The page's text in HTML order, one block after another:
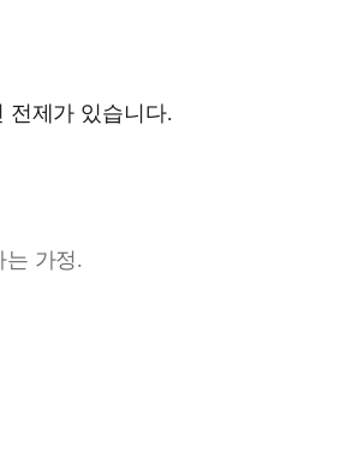
전제가 있습니다.
가정.